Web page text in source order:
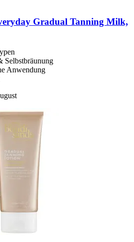
Gradual Tanning Milk,
Selbstbräunung
Anwendung